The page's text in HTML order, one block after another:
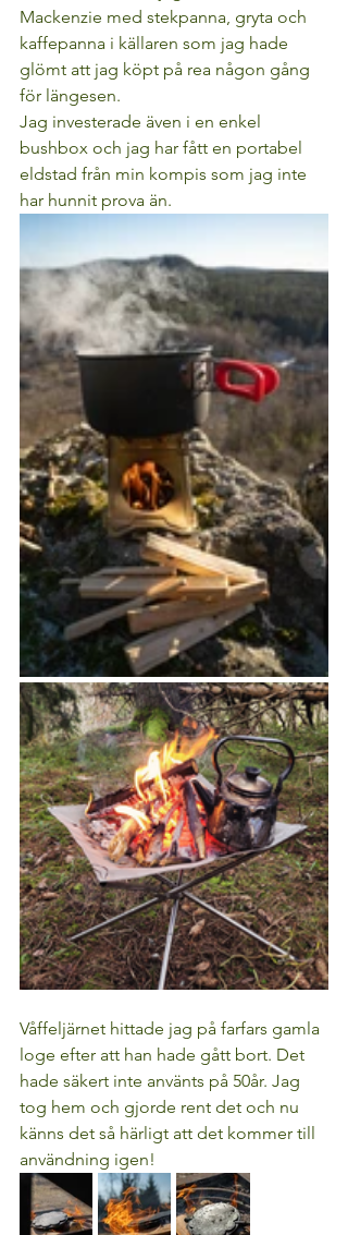
Mackenzie med stekpanna, gryta och
kaffepanna i källaren som jag hade
glömt att jag köpt på rea någon gång
för längesen.
Jag investerade även i en enkel
bushbox och jag har fått en portabel
eldstad från min kompis som jag inte
har hunnit prova än.
Våffeljärnet hittade jag på farfars gamla
loge efter att han hade gått bort. Det
hade säkert inte använts på 50år. Jag
tog hem och gjorde rent det och nu
känns det så härligt att det kommer till
användning igen!